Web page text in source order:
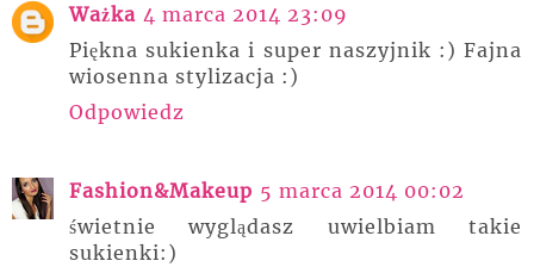
Ważka 4 marca 2014 23:09
Piękna sukienka i super naszyjnik :) Fajna
wiosenna stylizacja :)
Odpowiedz
Fashion&Makeup 5 marca 2014 00:02
świetnie wyglądasz uwielbiam takie
sukienki:)